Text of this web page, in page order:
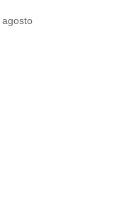
agosto